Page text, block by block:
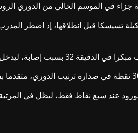
في الموسم الحالي من الدوري
تسيسكا قبل انطلاقها، إذ اضطر
ليدخل تامرلان موساييف بدلا منه.
عند سبع نقاط فقط، ليظل في